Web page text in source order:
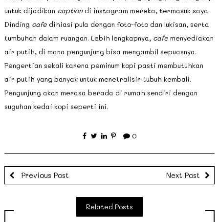
untuk dijadikan captiondi instagram mereka, termasuk saya.
Dinding cafedihiasi pula dengan foto-foto dan lukisan, serta
tumbuhan dalam ruangan. Lebih lengkapnya, cafemenyediakan
air putih, di mana pengunjung bisa mengambil sepuasnya.
Pengertian sekali karena peminum kopi pasti membutuhkan
air putih yang banyak untuk menetralisir tubuh kembali.
Pengunjung akan merasa berada di rumah sendiri dengan
suguhan kedai kopi seperti ini.
0
Previous Post Next Post
Related Posts